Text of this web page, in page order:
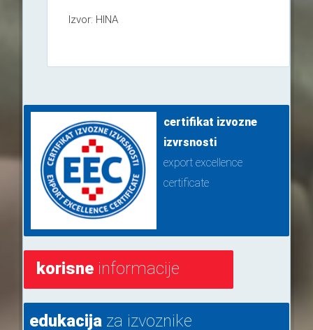
Izvor: HINA
certifikat izvozne
izvrsnosti
export excellence
certificate
korisneinformacije
edukacijaza izvoznike